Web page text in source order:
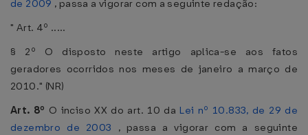
de 2009 , passa a vigorar com a seguinte redação:
" Art. 4º .....
§ 2º O disposto neste artigo aplica-se aos fatos
geradores ocorridos nos meses de janeiro a março de
2010." (NR)
Art. 8º O inciso XX do art. 10 da Lei nº 10.833, de 29 de
dezembro de 2003 , passa a vigorar com a seguinte